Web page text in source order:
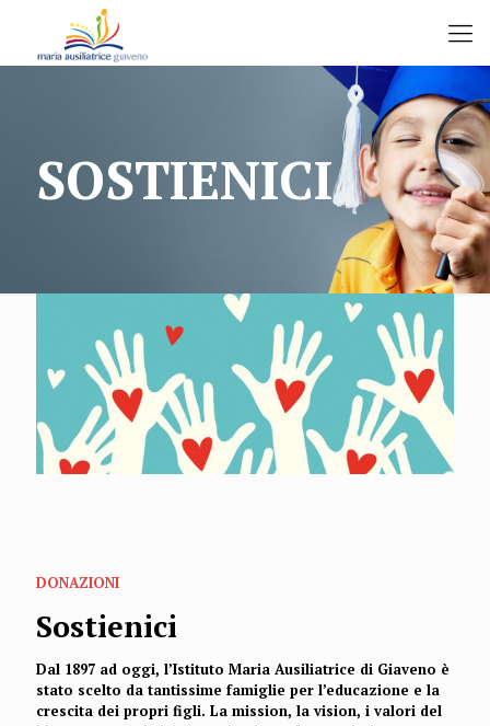
SOSTIENICI
DONAZIONI
Sostienici
Dal 1897 ad oggi, l’Istituto Maria Ausiliatrice di Giaveno è
stato scelto da tantissime famiglie per l’educazione e la
crescita dei propri figli. La mission, la vision, i valori del